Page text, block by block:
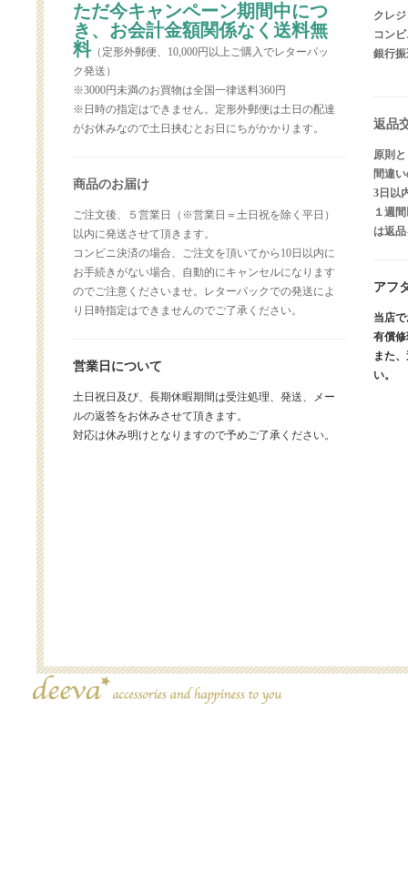
ただ今キャンペーン期間中につ
き、お会計金額関係なく送料無
料（定形外郵便、10,000円以上ご購入でレターパッ
ク発送）
※3000円未満のお買物は全国一律送料360円
※日時の指定はできません。定形外郵便は土日の配達
がお休みなので土日挟むとお日にちがかかります。
商品のお届け
ご注文後、５営業日（※営業日＝土日祝を除く平日）
以内に発送させて頂きます。
コンビニ決済の場合、ご注文を頂いてから10日以内に
お手続きがない場合、自動的にキャンセルになります
のでご注意くださいませ。レターパックでの発送によ
り日時指定はできませんのでご了承ください。
営業日について
土日祝日及び、長期休暇期間は受注処理、発送、メー
ルの返答をお休みさせて頂きます。
対応は休み明けとなりますので予めご了承ください。
クレ
コン
銀行
返品
原則
間違
3日以
１週
は返
アフ
当店
有償
また
い。